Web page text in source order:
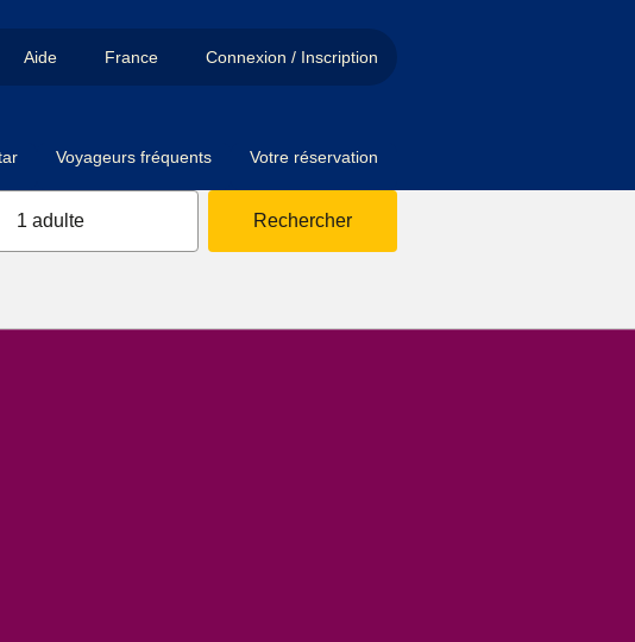
Aide France Connexion / Inscription
Voyageurs fréquents Votre réservation
1 adulte Rechercher